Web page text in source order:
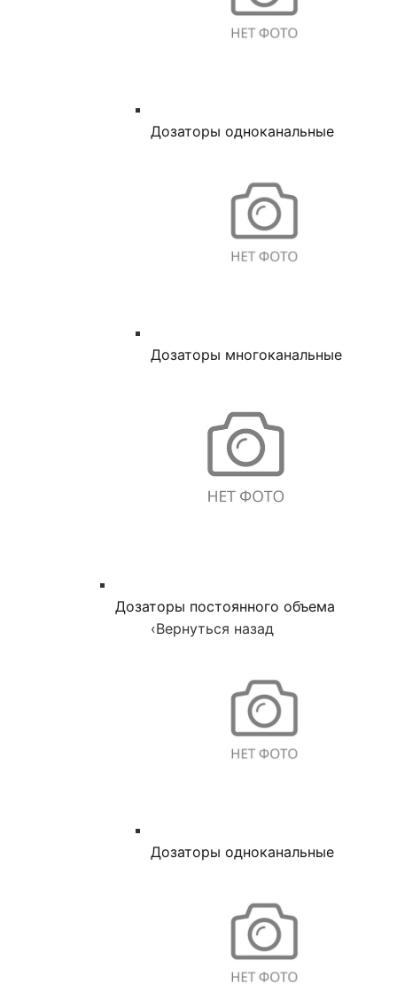
Дозаторы одноканальные
Дозаторы многоканальные
Дозаторы постоянного объема
‹Вернуться назад
Дозаторы одноканальные